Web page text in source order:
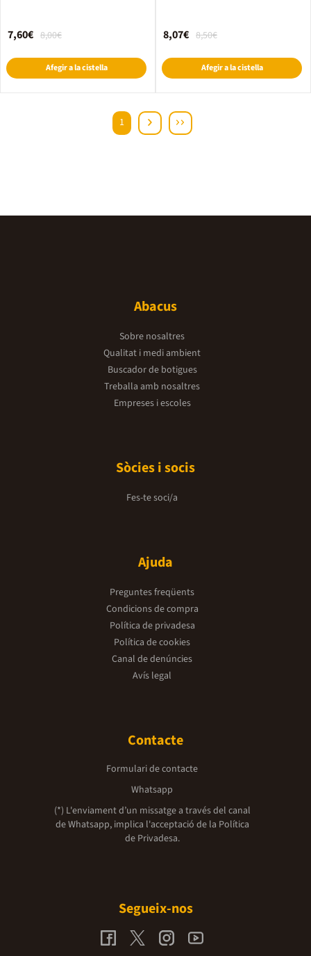
8,00€
7,60€
Afegir a la cistella
8,50€
8,07€
Afegir a la cistella
1
Abacus
Sobre nosaltres
Qualitat i medi ambient
Buscador de botigues
Treballa amb nosaltres
Empreses i escoles
Sòcies i socis
Fes-te soci/a
Ajuda
Preguntes freqüents
Condicions de compra
Política de privadesa
Política de cookies
Canal de denúncies
Avís legal
Contacte
Formulari de contacte
Whatsapp
(*) L'enviament d’un missatge a través del canal
de Whatsapp, implica l'acceptació de la Política
de Privadesa.
Segueix-nos